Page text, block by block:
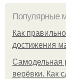
Популярные
Как
достижения
Самодельная
верёвки. Как